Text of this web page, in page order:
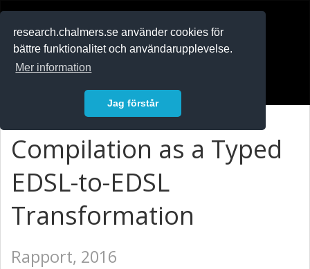
research.chalmers.se använder cookies för
bättre funktionalitet och användarupplevelse.
Mer information
Jag förstår
Compilation as a Typed
EDSL-to-EDSL
Transformation
Rapport, 2016